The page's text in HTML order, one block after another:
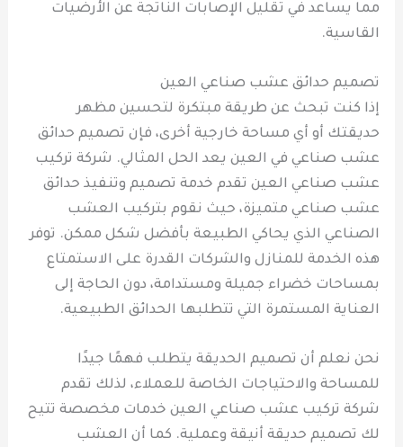
مما يساعد في تقليل الإصابات الناتجة عن الأرضيات
القاسية.
تصميم حدائق عشب صناعي العين
إذا كنت تبحث عن طريقة مبتكرة لتحسين مظهر
حديقتك أو أي مساحة خارجية أخرى، فإن تصميم حدائق
عشب صناعي في العين يعد الحل المثالي. شركة تركيب
عشب صناعي العين تقدم خدمة تصميم وتنفيذ حدائق
عشب صناعي متميزة، حيث نقوم بتركيب العشب
الصناعي الذي يحاكي الطبيعة بأفضل شكل ممكن. توفر
هذه الخدمة للمنازل والشركات القدرة على الاستمتاع
بمساحات خضراء جميلة ومستدامة، دون الحاجة إلى
العناية المستمرة التي تتطلبها الحدائق الطبيعية.
نحن نعلم أن تصميم الحديقة يتطلب فهمًا جيدًا
للمساحة والاحتياجات الخاصة للعملاء، لذلك تقدم
شركة تركيب عشب صناعي العين خدمات مخصصة تتيح
لك تصميم حديقة أنيقة وعملية. كما أن العشب